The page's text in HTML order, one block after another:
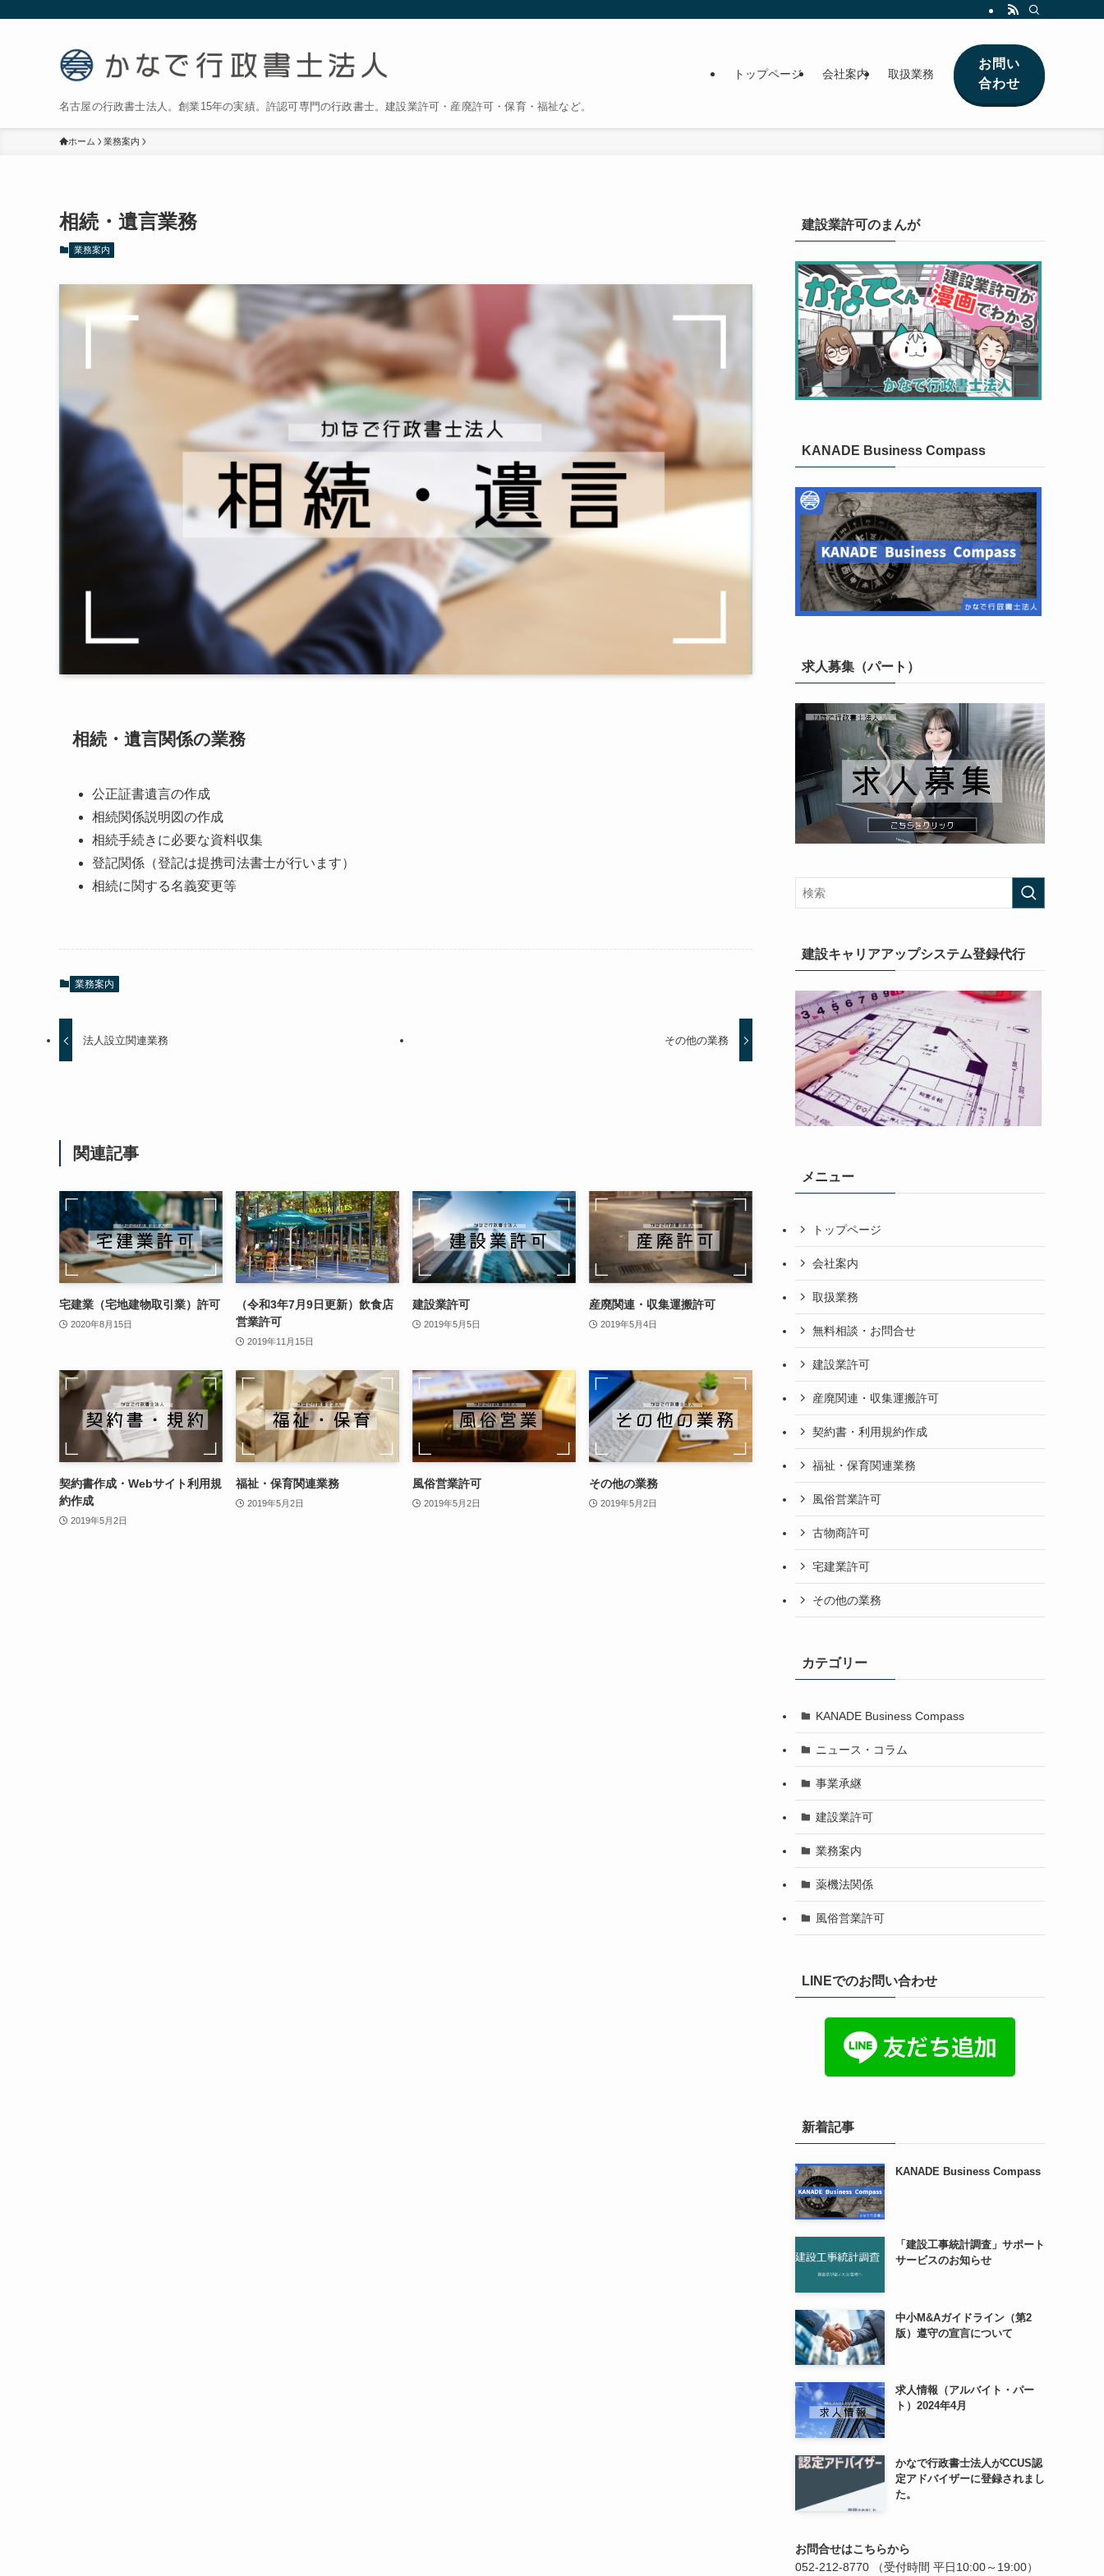
名古屋の行政書士法人。創業15年の実績。許認可専門の行政書士。建設業許可・産廃許可・保育・福祉など。
トップページ 会社案内 取扱業務
お問い
合わせ
ホーム 業務案内
相続・遺言業務
業務案内
相続・遺言関係の業務
公正証書遺言の作成
相続関係説明図の作成
相続手続きに必要な資料収集
登記関係（登記は提携司法書士が行います）
相続に関する名義変更等
業務案内
法人設立関連業務 その他の業務
関連記事
宅建業（宅地建物取引業）許可
2020年8月15日
（令和3年7月9日更新）飲食店
営業許可
2019年11月15日
建設業許可
2019年5月5日
産廃関連・収集運搬許可
2019年5月4日
契約書作成・Webサイト利用規
約作成
2019年5月2日
福祉・保育関連業務
2019年5月2日
風俗営業許可
2019年5月2日
その他の業務
2019年5月2日
建設業許可のまんが
KANADE Business Compass
求人募集（パート）
建設キャリアアップシステム登録代行
メニュー
トップページ
会社案内
取扱業務
無料相談・お問合せ
建設業許可
産廃関連・収集運搬許可
契約書・利用規約作成
福祉・保育関連業務
風俗営業許可
古物商許可
宅建業許可
その他の業務
カテゴリー
KANADE Business Compass
ニュース・コラム
事業承継
建設業許可
業務案内
薬機法関係
風俗営業許可
LINEでのお問い合わせ
新着記事
KANADE Business Compass
「建設工事統計調査」サポート
サービスのお知らせ
中小M&Aガイドライン（第2
版）遵守の宣言について
求人情報（アルバイト・パー
ト）2024年4月
かなで行政書士法人がCCUS認
定アドバイザーに登録されまし
た。
お問合せはこちらから
052-212-8770
（受付時間 平日10:00～19:00）